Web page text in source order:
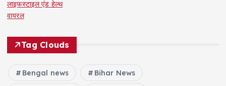
लाइफस्टाइल एंड हेल्थ
वायरल
Tag Clouds
Bengal news Bihar News